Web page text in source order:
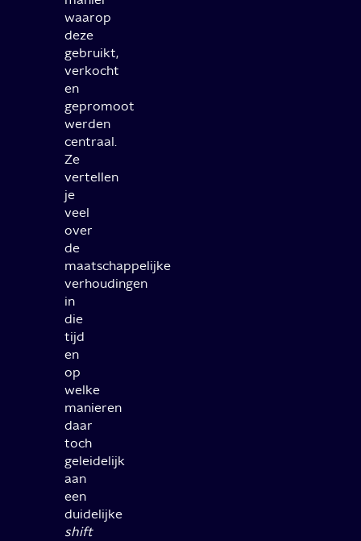
waarop
deze
gebruikt,
verkocht
en
gepromoot
werden
centraal.
Ze
vertellen
je
veel
over
de
maatschappelijke
verhoudingen
in
die
tijd
en
op
welke
manieren
daar
toch
geleidelijk
aan
een
duidelijke
shift